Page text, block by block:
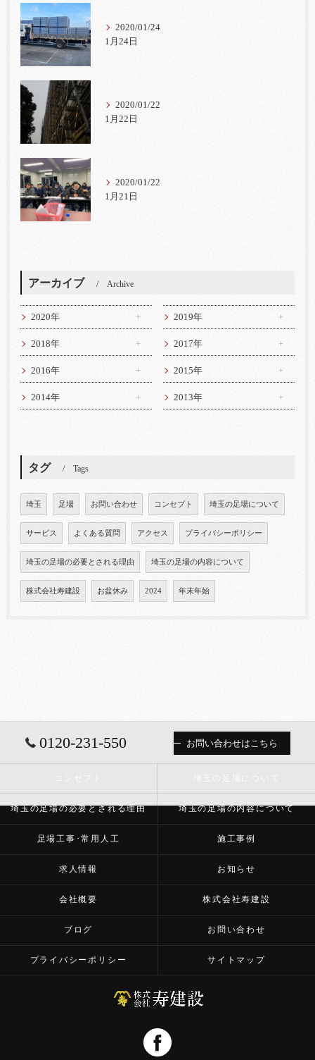
2020/01/24
1月24日
2020/01/22
1月22日
2020/01/22
1月21日
アーカイブ Archive
2020年 2019年
2018年 2017年
2016年 2015年
2014年 2013年
タグ Tags
埼玉 足場 お問い合わせ コンセプト 埼玉の足場について
サービス よくある質問 アクセス プライバシーポリシー
埼玉の足場の必要とされる理由 埼玉の足場の内容について
株式会社寿建設 お盆休み 2024 年末年始
0120-231-550 お問い合わせはこちら
埼玉の足場の必要とされる理由 埼玉の足場の内容について
足場工事･常用人工 施工事例
求人情報 お知らせ
会社概要 株式会社寿建設
ブログ お問い合わせ
プライバシーポリシー サイトマップ